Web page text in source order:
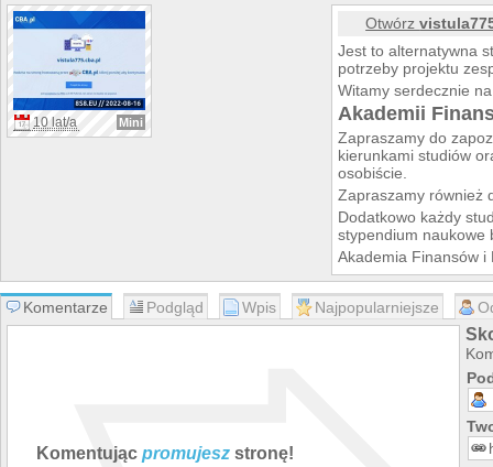
10 lat/a Mini
Otwórz
Jest to alternatywna
potrzeby projektu
Witamy serdecznie
Akademii
Zapraszamy do
kierunkami studiów
osobiście.
Zapraszamy również
Dodatkowo każdy
stypendium naukowe
Akademia Finansów i
Akademia Finansów i
jest jedną z najdłużej
Polsce. Uczelnia
angielskim na 15
dziennikarstwo i
stosunki
turystyka i
finanse i
Komentarze Podgląd Wpis Najpopularniejsze
Komentując promujesz stronę!